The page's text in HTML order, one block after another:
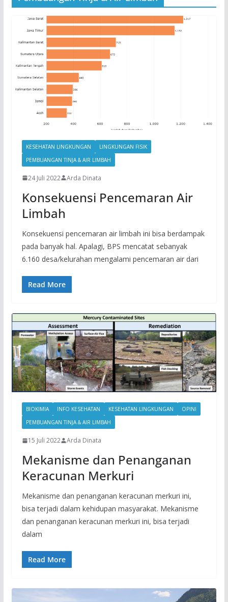
KESEHATAN LINGKUNGAN
LINGKUNGAN FISIK
PEMBUANGAN TINJA & AIR LIMBAH
24 Juli 2022 Arda Dinata
Konsekuensi Pencemaran Air
Limbah
Konsekuensi pencemaran air limbah ini bisa berdampak
pada banyak hal. Apalagi, BPS mencatat sebanyak
6.160 desa/kelurahan mengalami pencemaran air dari
Read More
BIOKIMIA INFO KESEHATAN KESEHATAN LINGKUNGAN
OPINI
PEMBUANGAN TINJA & AIR LIMBAH
15 Juli 2022 Arda Dinata
Mekanisme dan Penanganan
Keracunan Merkuri
Mekanisme dan penanganan keracunan merkuri ini,
bisa terjadi dalam kehidupan masyarakat. Mekanisme
dan penanganan keracunan merkuri ini, bisa terjadi
dalam
Read More